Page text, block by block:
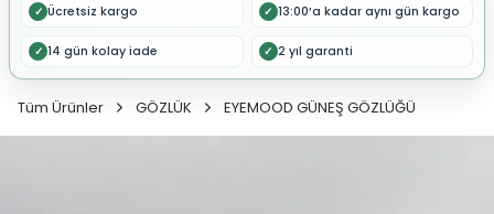
✓ Ücretsiz kargo ✓ 13:00’a kadar aynı gün kargo
✓ 14 gün kolay iade ✓ 2 yıl garanti
Tüm Ürünler GÖZLÜK EYEMOOD GÜNEŞ GÖZLÜĞÜ